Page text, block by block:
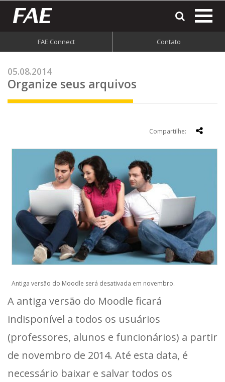
FAE Connect Contato
05.08.2014
Organize seus arquivos
Compartilhe:
Antiga versão do Moodle será desativada em novembro.
A antiga versão do Moodle ficará
indisponível a todos os usuários
(professores, alunos e funcionários) a partir
de novembro de 2014. Até esta data, é
necessário baixar e salvar todos os